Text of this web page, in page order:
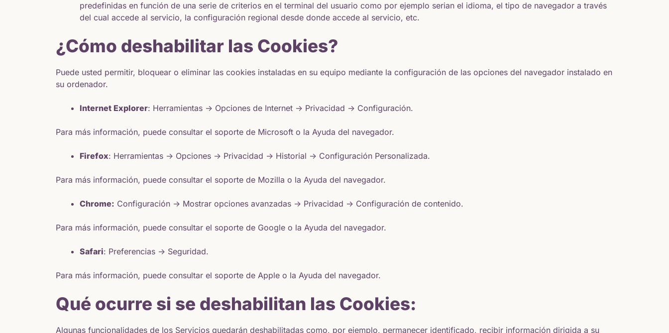
predefinidas en función de una serie de criterios en el terminal del usuario como por ejemplo serian el idioma, el tipo de navegador a través
del cual accede al servicio, la configuración regional desde donde accede al servicio, etc.
¿Cómo deshabilitar las Cookies?
Puede usted permitir, bloquear o eliminar las cookies instaladas en su equipo mediante la configuración de las opciones del navegador instalado en
su ordenador.
Internet Explorer: Herramientas -> Opciones de Internet -> Privacidad -> Configuración.
Para más información, puede consultar el soporte de Microsoft o la Ayuda del navegador.
Firefox: Herramientas -> Opciones -> Privacidad -> Historial -> Configuración Personalizada.
Para más información, puede consultar el soporte de Mozilla o la Ayuda del navegador.
Chrome: Configuración -> Mostrar opciones avanzadas -> Privacidad -> Configuración de contenido.
Para más información, puede consultar el soporte de Google o la Ayuda del navegador.
Safari: Preferencias -> Seguridad.
Para más información, puede consultar el soporte de Apple o la Ayuda del navegador.
Qué ocurre si se deshabilitan las Cookies:
Algunas funcionalidades de los Servicios quedarán deshabilitadas como, por ejemplo, permanecer identificado, recibir información dirigida a su